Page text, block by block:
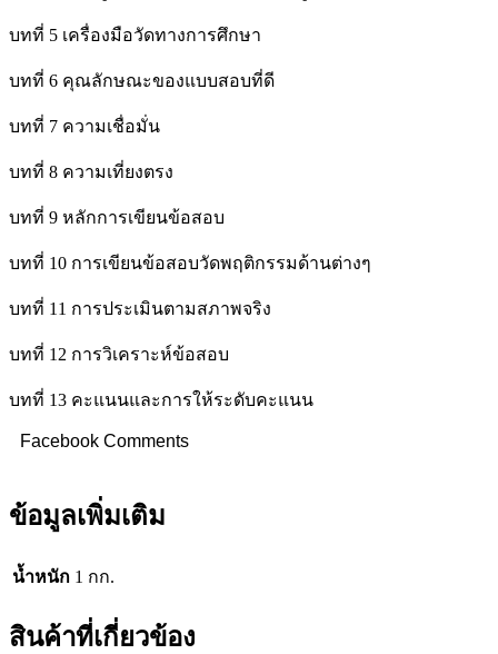
บทที่ 5 เครื่องมือวัดทางการศึกษา
บทที่ 6 คุณลักษณะของแบบสอบที่ดี
บทที่ 7 ความเชื่อมั่น
บทที่ 8 ความเที่ยงตรง
บทที่ 9 หลักการเขียนข้อสอบ
บทที่ 10 การเขียนข้อสอบวัดพฤติกรรมด้านต่างๆ
บทที่ 11 การประเมินตามสภาพจริง
บทที่ 12 การวิเคราะห์ข้อสอบ
บทที่ 13 คะแนนและการให้ระดับคะแนน
Facebook Comments
ข้อมูลเพิ่มเติม
น้ำหนัก 1 กก.
สินค้าที่เกี่ยวข้อง